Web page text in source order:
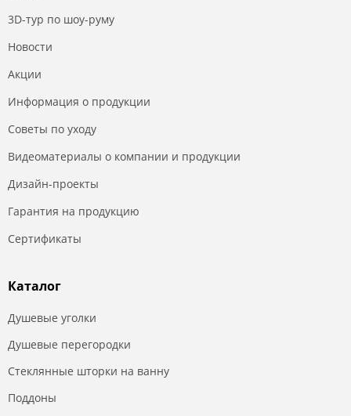
3D-тур по шоу-руму
Новости
Акции
Информация о продукции
Советы по уходу
Видеоматериалы о компании и продукции
Дизайн-проекты
Гарантия на продукцию
Сертификаты
Каталог
Душевые уголки
Душевые перегородки
Стеклянные шторки на ванну
Поддоны